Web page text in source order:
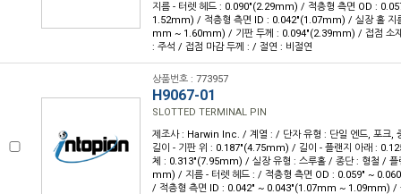
지름 - 터렛 헤드 : 0.090"(2.29mm) / 적층형 측면 OD :
1.52mm) / 적층형 측면 ID : 0.042"(1.07mm) / 실장 홀 지
mm ~ 1.60mm) / 기판 두께 : 0.094"(2.39mm) / 접점 소
: 주석 / 접점 마감 두께 : / 절연 : 비절연
상품번호 : 773957
H9067-01
SLOTTED TERMINAL PIN
제조사 : Harwin Inc. / 계열 : / 단자 유형 : 단일 엔드, 포크,
길이 - 기판 위 : 0.187"(4.75mm) / 길이 - 플랜지 아래 :
체 : 0.313"(7.95mm) / 실장 유형 : 스루홀 / 종단 : 형철 / 플
mm) / 지름 - 터렛 헤드 : / 적층형 측면 OD : 0.059" ~
/ 적층형 측면 ID : 0.042" ~ 0.043"(1.07mm ~ 1.09mm) /